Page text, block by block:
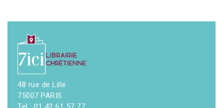
48 rue de Lille
75007 PARIS